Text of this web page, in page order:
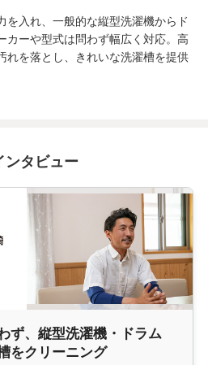
を入れ、一般的な縦型洗濯機からド
カーや型式は問わず幅広く対応。高
れを落とし、きれいな洗濯槽を提供
ンタビュー
ず、縦型洗濯機・ドラム
をクリーニング